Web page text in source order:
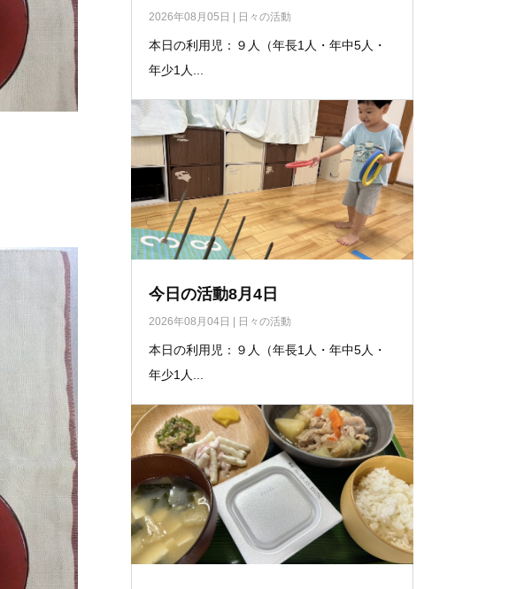
2026年08月05日 日々の活動
本日の利用児：９人（年長1人・年中5人・
年少1人...
今日の活動8月4日
2026年08月04日 日々の活動
本日の利用児：９人（年長1人・年中5人・
年少1人...